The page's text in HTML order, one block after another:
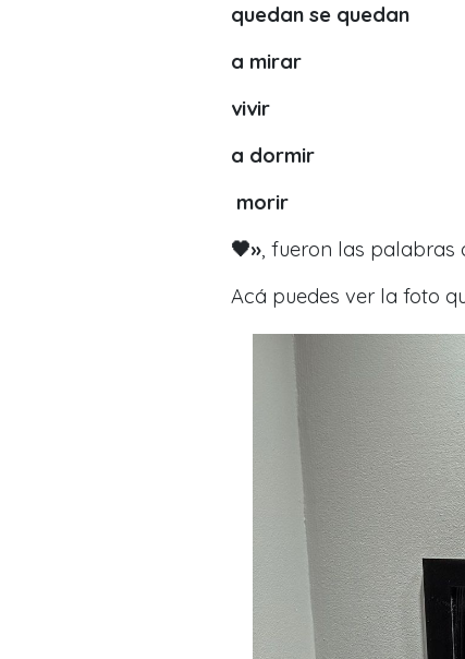
quedan se quedan
a mirar
vivir
a dormir
morir
🖤» , fueron las
Acá puedes ver la foto